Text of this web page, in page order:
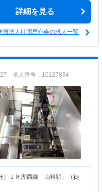
詳細を見る
療法人社団恵心会の求人一覧
求人番号：10127834
）ＪＲ湖西線「山科駅」（徒